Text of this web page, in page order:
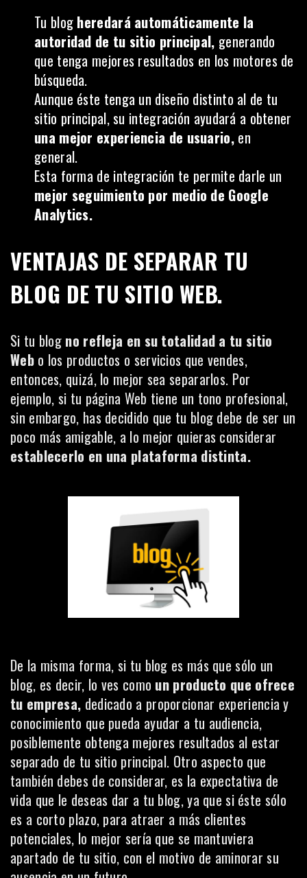
Tu blog heredará automáticamente la
autoridad de tu sitio principal, generando
que tenga mejores resultados en los motores de
búsqueda.
Aunque éste tenga un diseño distinto al de tu
sitio principal, su integración ayudará a obtener
una mejor experiencia de usuario,en
general.
Esta forma de integración te permite darle un
mejor seguimiento por medio de Google
Analytics.
VENTAJAS DE SEPARAR TU
BLOG DE TU SITIO WEB.
Si tu blog no refleja en su totalidad a tu sitio
Webo los productos o servicios que vendes,
entonces, quizá, lo mejor sea separarlos. Por
ejemplo, si tu página Web tiene un tono profesional,
sin embargo, has decidido que tu blog debe de ser un
poco más amigable, a lo mejor quieras considerar
establecerlo en una plataforma distinta.
De la misma forma, si tu blog es más que sólo un
blog, es decir, lo ves como un producto que ofrece
tu empresa, dedicado a proporcionar experiencia y
conocimiento que pueda ayudar a tu audiencia,
posiblemente obtenga mejores resultados al estar
separado de tu sitio principal. Otro aspecto que
también debes de considerar, es la expectativa de
vida que le deseas dar a tu blog, ya que si éste sólo
es a corto plazo, para atraer a más clientes
potenciales, lo mejor sería que se mantuviera
apartado de tu sitio, con el motivo de aminorar su